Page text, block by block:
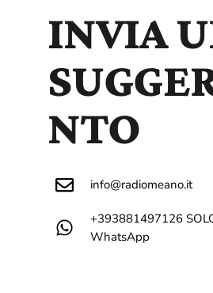
DEDICHE
PLAYER
INVIA
NTO
info@radiomeano.it
+393881497126
WhatsApp